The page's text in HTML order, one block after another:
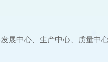
展中心、生产中心、质量中